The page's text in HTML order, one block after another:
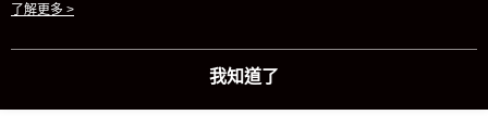
用條款之 Cookie 聲明使用 cookie。
了解更多 >
我知道了